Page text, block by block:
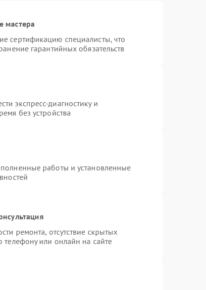
мастера
сертификацию специалисты, что
гарантийных обязательств
экспресс-диагностику и
без устройства
работы и установленные
ремонта, отсутствие скрытых
телефону или онлайн на сайте